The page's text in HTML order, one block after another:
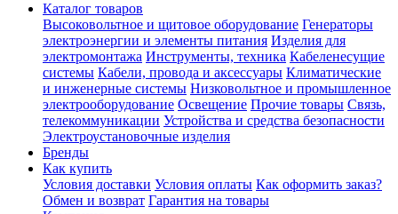
Каталог товаров
Высоковольтное и щитовое оборудование Генераторы
электроэнергии и элементы питания Изделия для
электромонтажа Инструменты, техника Кабеленесущие
системы Кабели, провода и аксессуары Климатические
и инженерные системы Низковольтное и промышленное
электрооборудование Освещение Прочие товары Связь,
телекоммуникации Устройства и средства безопасности
Электроустановочные изделия
Бренды
Как купить
Условия доставки Условия оплаты Как оформить заказ?
Обмен и возврат Гарантия на товары